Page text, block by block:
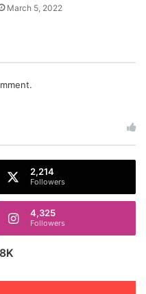
March 5, 2022
2,214
Followers
4,325
Followers